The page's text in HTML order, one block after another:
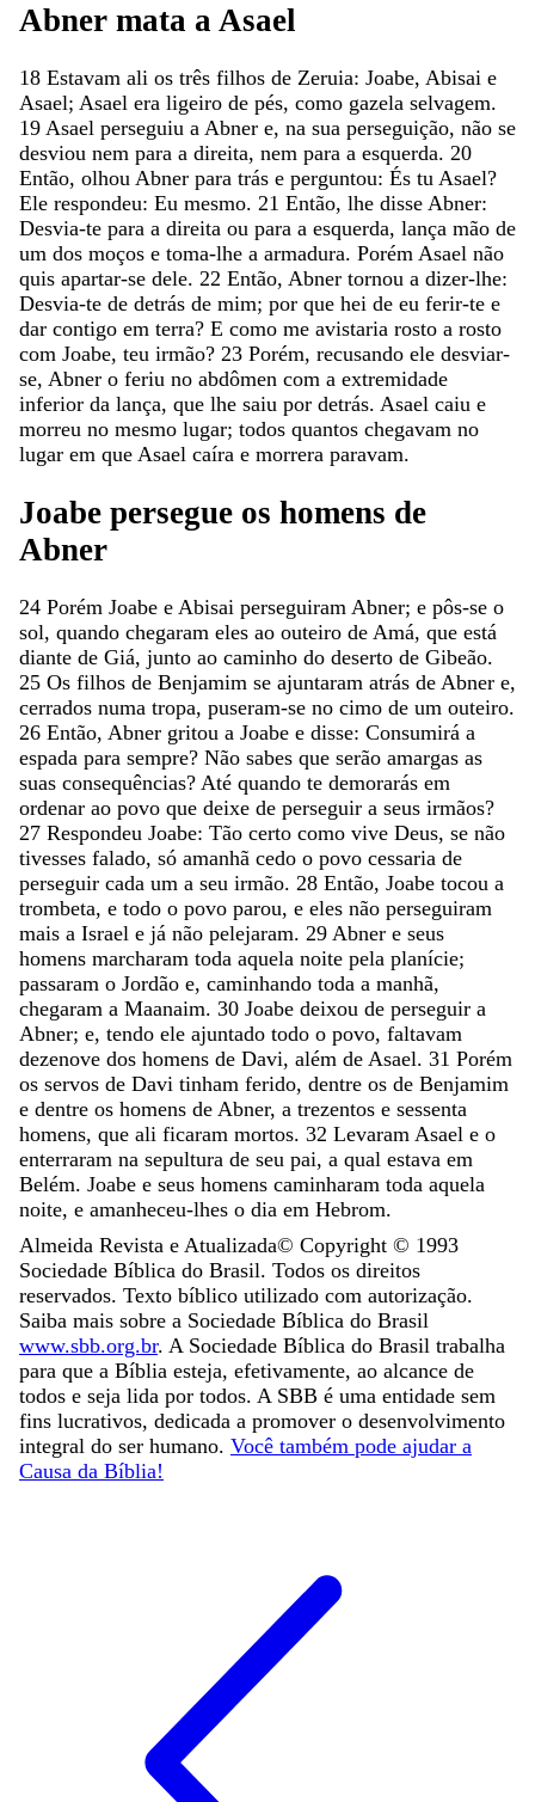
Abner mata a Asael
18 Estavam ali os três filhos de Zeruia: Joabe, Abisai e
Asael; Asael era ligeiro de pés, como gazela selvagem.
19 Asael perseguiu a Abner e, na sua perseguição, não se
desviou nem para a direita, nem para a esquerda. 20
Então, olhou Abner para trás e perguntou: És tu Asael?
Ele respondeu: Eu mesmo. 21 Então, lhe disse Abner:
Desvia-te para a direita ou para a esquerda, lança mão de
um dos moços e toma-lhe a armadura. Porém Asael não
quis apartar-se dele. 22 Então, Abner tornou a dizer-lhe:
Desvia-te de detrás de mim; por que hei de eu ferir-te e
dar contigo em terra? E como me avistaria rosto a rosto
com Joabe, teu irmão? 23 Porém, recusando ele desviar-
se, Abner o feriu no abdômen com a extremidade
inferior da lança, que lhe saiu por detrás. Asael caiu e
morreu no mesmo lugar; todos quantos chegavam no
lugar em que Asael caíra e morrera paravam.
Joabe persegue os homens de
Abner
24 Porém Joabe e Abisai perseguiram Abner; e pôs-se o
sol, quando chegaram eles ao outeiro de Amá, que está
diante de Giá, junto ao caminho do deserto de Gibeão.
25 Os filhos de Benjamim se ajuntaram atrás de Abner e,
cerrados numa tropa, puseram-se no cimo de um outeiro.
26 Então, Abner gritou a Joabe e disse: Consumirá a
espada para sempre? Não sabes que serão amargas as
suas consequências? Até quando te demorarás em
ordenar ao povo que deixe de perseguir a seus irmãos?
27 Respondeu Joabe: Tão certo como vive Deus, se não
tivesses falado, só amanhã cedo o povo cessaria de
perseguir cada um a seu irmão. 28 Então, Joabe tocou a
trombeta, e todo o povo parou, e eles não perseguiram
mais a Israel e já não pelejaram. 29 Abner e seus
homens marcharam toda aquela noite pela planície;
passaram o Jordão e, caminhando toda a manhã,
chegaram a Maanaim. 30 Joabe deixou de perseguir a
Abner; e, tendo ele ajuntado todo o povo, faltavam
dezenove dos homens de Davi, além de Asael. 31 Porém
os servos de Davi tinham ferido, dentre os de Benjamim
e dentre os homens de Abner, a trezentos e sessenta
homens, que ali ficaram mortos. 32 Levaram Asael e o
enterraram na sepultura de seu pai, a qual estava em
Belém. Joabe e seus homens caminharam toda aquela
noite, e amanheceu-lhes o dia em Hebrom.
Almeida Revista e Atualizada© Copyright © 1993
Sociedade Bíblica do Brasil. Todos os direitos
reservados. Texto bíblico utilizado com autorização.
Saiba mais sobre a Sociedade Bíblica do Brasil
www.sbb.org.br. A Sociedade Bíblica do Brasil trabalha
para que a Bíblia esteja, efetivamente, ao alcance de
todos e seja lida por todos. A SBB é uma entidade sem
fins lucrativos, dedicada a promover o desenvolvimento
integral do ser humano. Você também pode ajudar a
Causa da Bíblia!